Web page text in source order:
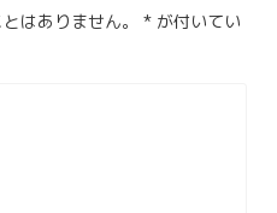
はありません。 * が付いてい